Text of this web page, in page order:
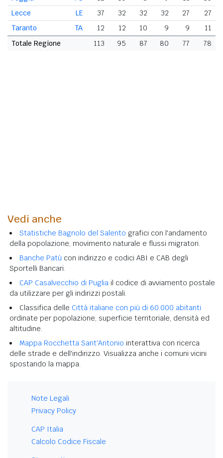
LE
Lecce 37 32 32 32 27
27
TA
Taranto 12 12 10 9 9
11
Totale Regione
113 95 87 80 77 78
Vedi anche
Statistiche Bagnolo del Salento grafici con l'andamento
della popolazione, movimento naturale e flussi migratori.
Banche Patù con indirizzo e codici ABI e CAB degli
Sportelli Bancari.
CAP Casalvecchio di Puglia il codice di avviamento postale
da utilizzare per gli indirizzi postali.
Classifica delle Città italiane con più di 60.000 abitanti
ordinate per popolazione, superficie territoriale, densità ed
altitudine.
Mappa Rocchetta Sant'Antonio interattiva con ricerca
delle strade e dell'indirizzo. Visualizza anche i comuni vicini
spostando la mappa.
Note Legali
Privacy Policy
CAP Italia
Calcolo Codice Fiscale